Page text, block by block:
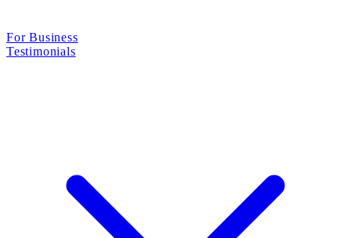
For Business
Testimonials